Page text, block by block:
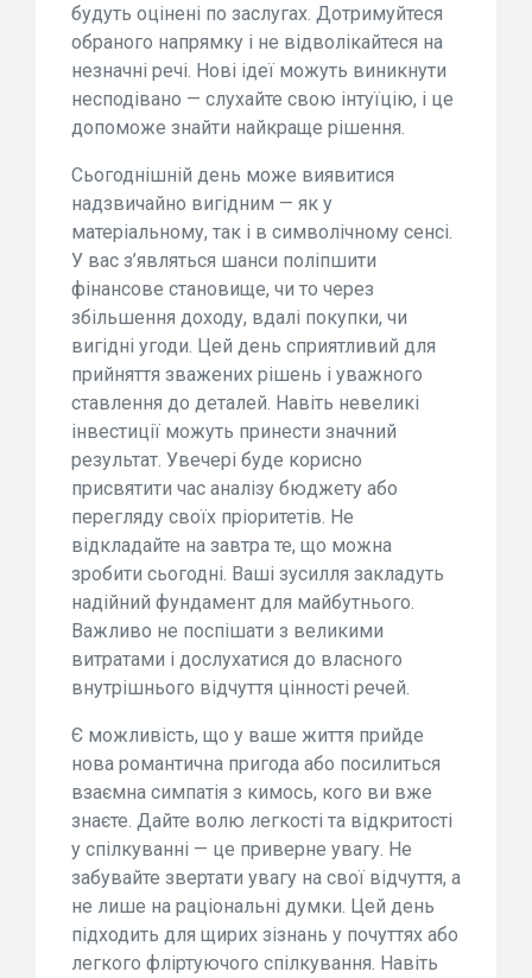
будуть оцінені по заслугах. Дотримуйтеся
обраного напрямку і не відволікайтеся на
незначні речі. Нові ідеї можуть виникнути
несподівано — слухайте свою інтуїцію, і це
допоможе знайти найкраще рішення.
Сьогоднішній день може виявитися
надзвичайно вигідним — як у
матеріальному, так і в символічному сенсі.
У вас з’являться шанси поліпшити
фінансове становище, чи то через
збільшення доходу, вдалі покупки, чи
вигідні угоди. Цей день сприятливий для
прийняття зважених рішень і уважного
ставлення до деталей. Навіть невеликі
інвестиції можуть принести значний
результат. Увечері буде корисно
присвятити час аналізу бюджету або
перегляду своїх пріоритетів. Не
відкладайте на завтра те, що можна
зробити сьогодні. Ваші зусилля закладуть
надійний фундамент для майбутнього.
Важливо не поспішати з великими
витратами і дослухатися до власного
внутрішнього відчуття цінності речей.
Є можливість, що у ваше життя прийде
нова романтична пригода або посилиться
взаємна симпатія з кимось, кого ви вже
знаєте. Дайте волю легкості та відкритості
у спілкуванні — це приверне увагу. Не
забувайте звертати увагу на свої відчуття, а
не лише на раціональні думки. Цей день
підходить для щирих зізнань у почуттях або
легкого фліртуючого спілкування. Навіть